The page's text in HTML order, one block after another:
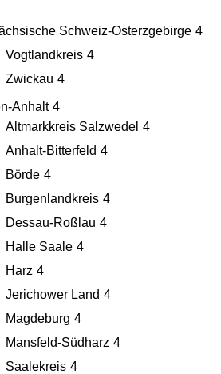
Schweiz-Osterzgebirge 4
Vogtlandkreis 4
Zwickau 4
Anhalt 4
Altmarkkreis Salzwedel 4
Anhalt-Bitterfeld 4
Börde 4
Burgenlandkreis 4
Dessau-Roßlau 4
Halle Saale 4
Harz 4
Jerichower Land 4
Magdeburg 4
Mansfeld-Südharz 4
Saalekreis 4